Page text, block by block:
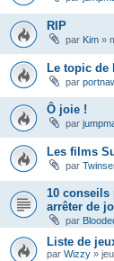
RIP
par Kim »
Le topic de
par
Ô joie !
par
Les films
par
10 conseils
arrêter de
par
Liste de
par Wizzy »